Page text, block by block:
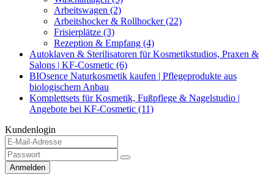
Arbeitswagen (2)
Arbeitshocker & Rollhocker (22)
Frisierplätze (3)
Rezeption & Empfang (4)
Autoklaven & Sterilisatoren für Kosmetikstudios, Praxen &
Salons | KF-Cosmetic (6)
BIOsence Naturkosmetik kaufen | Pflegeprodukte aus
biologischem Anbau
Komplettsets für Kosmetik, Fußpflege & Nagelstudio |
Angebote bei KF-Cosmetic (11)
Kundenlogin
Anmelden